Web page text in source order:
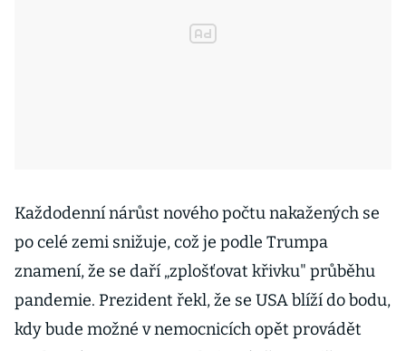
Každodenní nárůst nového počtu nakažených se
po celé zemi snižuje, což je podle Trumpa
znamení, že se daří „zplošťovat křivku" průběhu
pandemie. Prezident řekl, že se USA blíží do bodu,
kdy bude možné v nemocnicích opět provádět